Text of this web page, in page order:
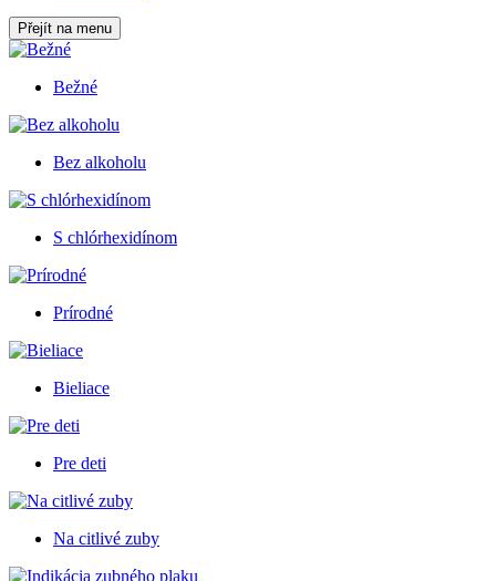
Přejít na menu
Bežné
Bez alkoholu
S chlórhexidínom
Prírodné
Bieliace
Pre deti
Na citlivé zuby